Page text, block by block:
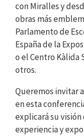
con Miralles y
obras más
Parlamento de
España de la
o el Centro Kàlida
otros.
Queremos invitar
en esta
explicará su
experiencia y